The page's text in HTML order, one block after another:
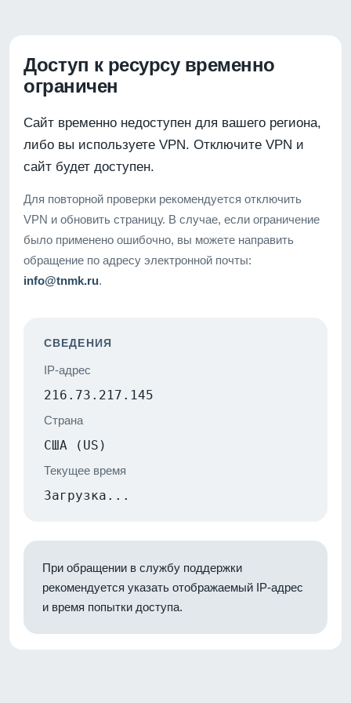
Доступ к ресурсу временно
ограничен
Сайт временно недоступен для вашего региона,
либо вы используете VPN. Отключите VPN и
сайт будет доступен.
Для повторной проверки рекомендуется отключить
VPN и обновить страницу. В случае, если ограничение
было применено ошибочно, вы можете направить
обращение по адресу электронной почты:
info@tnmk.ru.
СВЕДЕНИЯ
IP-адрес
216.73.217.145
Страна
США (US)
Текущее время
Загрузка...
При обращении в службу поддержки
рекомендуется указать отображаемый IP-адрес
и время попытки доступа.